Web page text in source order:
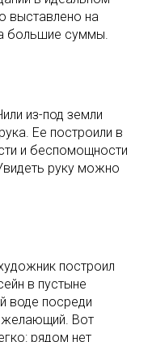
выставлено на
большие суммы.
из-под земли
Ее построили в
и беспомощности
руку можно
построил
в пустыне
воде посреди
Вот
рядом нет